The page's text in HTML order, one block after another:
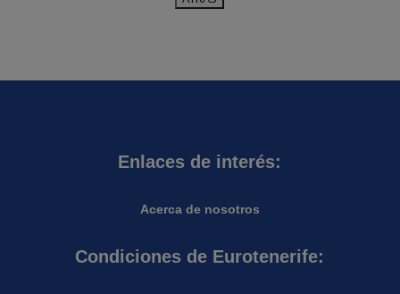
Enlaces de interés:
Acerca de nosotros
Condiciones de Eurotenerife: